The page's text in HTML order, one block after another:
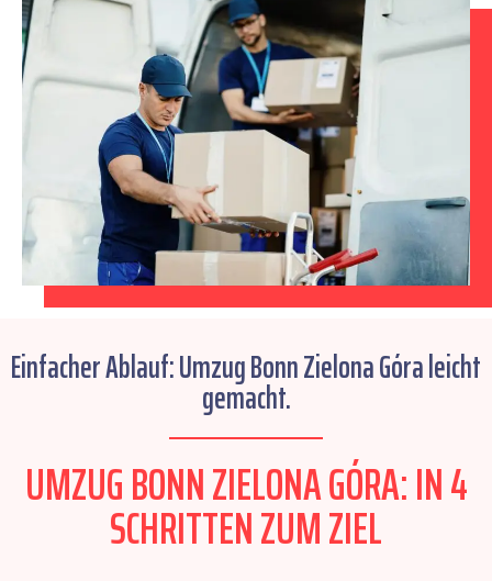
Einfacher Ablauf: Umzug Bonn Zielona Góra leicht
gemacht.
UMZUG BONN ZIELONA GÓRA: IN 4
SCHRITTEN ZUM ZIEL